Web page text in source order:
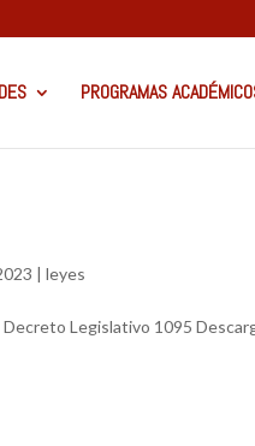
PROGRAMAS
|leyes
Legislativo 1095